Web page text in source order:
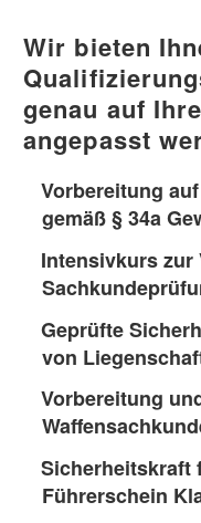
Wir bieten
genau auf
angepasst
Vorbereitung
gemäß § 34a
Intensivkurs zur
Geprüfte
von
Vorbereitung
Sicherheitskraft
Führerschein